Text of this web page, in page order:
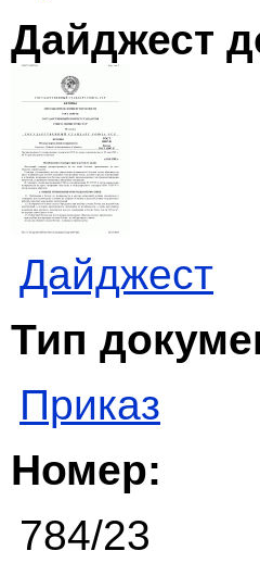
Дайджест
Дайджест
Тип
Приказ
Номер:
784/23